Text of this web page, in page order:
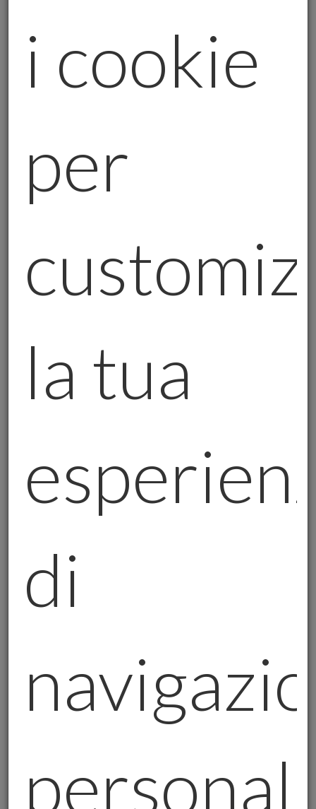
Verifica della Certificazione del
Consulente: Assicurati sempre che il
professionista con cui stai lavorando
processo di selezione e verifica da
parte di enti competenti.
Oltre al consulente, è
fondamentale che l’azienda con cui si
investe sia affidabile, con una lunga
successo. Aziende trasparenti
offrono ai propri clienti informazioni
dettagliate su ogni fase
Diffida dalle Promesse di
Guadagni Facili:Se qualcuno ti
promette guadagni stratosferici in
L'oro è un bene rifugio, non una
strada per arricchirsi rapidamente.
Un buon consulente ti spiegherà i
Perché Scegliere Mario Finocchiaro - Gold
Advisor e Careisgold?
miei clienti investimenti sicuri e trasparenti.
Collaboro con Careisgold
, un'azienda
i cookie
per
la tua
di